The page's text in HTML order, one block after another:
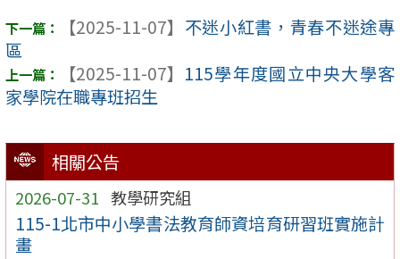
相關公告
2026-07-31 教學研究組
115-1北市中小學書法教育師資培育研習班實施計
畫
【2025-11-07】 不迷小紅書，青春不迷途專
區
【2025-11-07】 115學年度國立中央大學客
家學院在職專班招生